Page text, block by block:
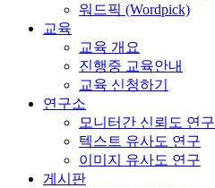
워드픽 (Wordpick)
교육
교육 개요
진행중 교육안내
교육 신청하기
연구소
모니터간 신뢰도 연구
텍스트 유사도 연구
이미지 유사도 연구
게시판